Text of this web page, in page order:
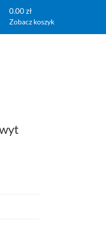
0.00 zł
Zobacz koszyk